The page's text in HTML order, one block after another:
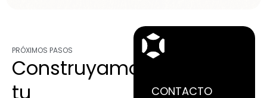
PRÓXIMOS PASOS
Construyamos
tu
CONTACTO